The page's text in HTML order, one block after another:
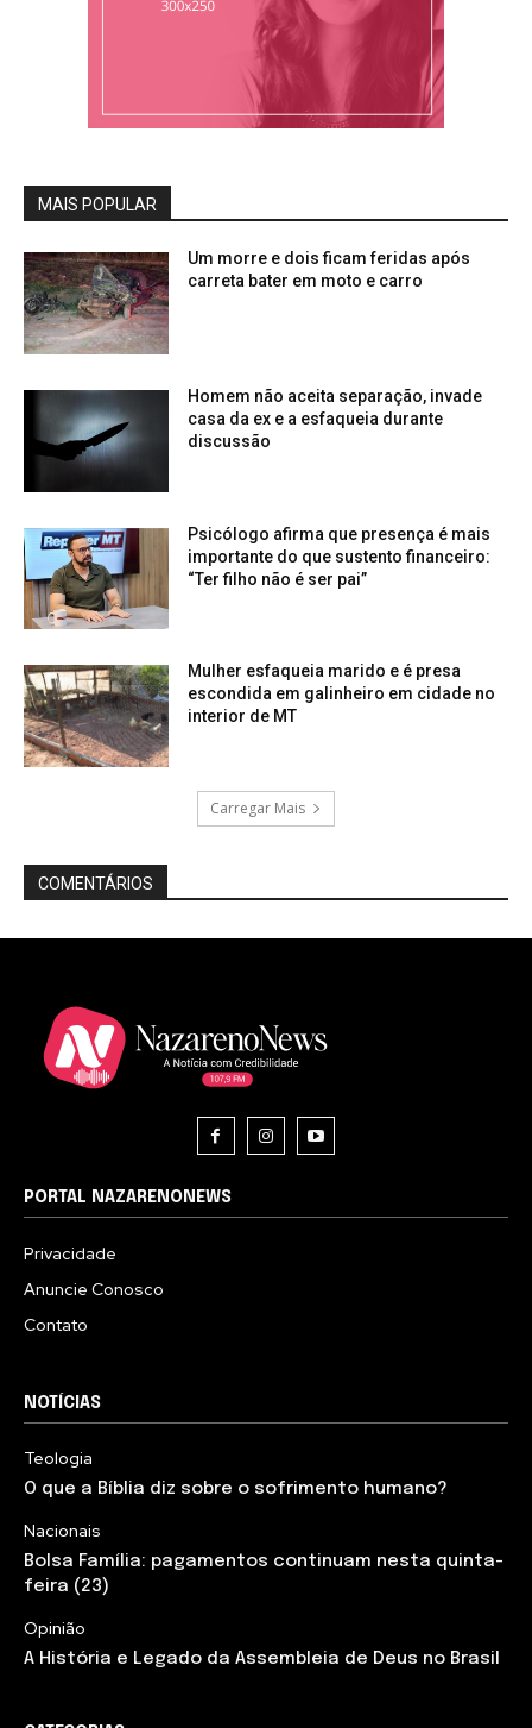
MAIS POPULAR
Um morre e dois ficam feridas após
carreta bater em moto e carro
Homem não aceita separação, invade
casa da ex e a esfaqueia durante
discussão
Psicólogo afirma que presença é mais
importante do que sustento financeiro:
“Ter filho não é ser pai”
Mulher esfaqueia marido e é presa
escondida em galinheiro em cidade no
interior de MT
Carregar Mais
COMENTÁRIOS
PORTAL NAZARENONEWS
Privacidade
Anuncie Conosco
Contato
NOTÍCIAS
Teologia
O que a Bíblia diz sobre o sofrimento humano?
Nacionais
Bolsa Família: pagamentos continuam nesta quinta-
feira (23)
Opinião
A História e Legado da Assembleia de Deus no Brasil